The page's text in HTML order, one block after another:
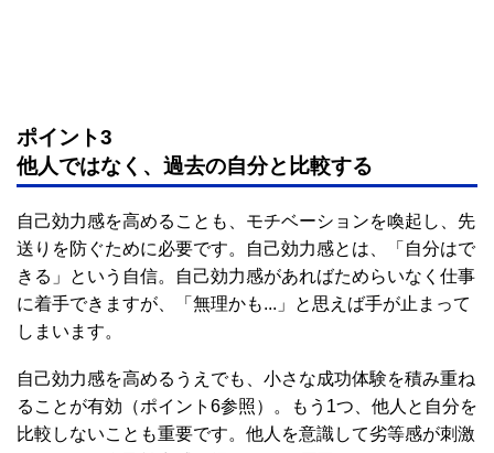
ポイント3
他人ではなく、過去の自分と比較する
自己効力感を高めることも、モチベーションを喚起し、先
送りを防ぐために必要です。自己効力感とは、「自分はで
きる」という自信。自己効力感があればためらいなく仕事
に着手できますが、「無理かも...」と思えば手が止まって
しまいます。
自己効力感を高めるうえでも、小さな成功体験を積み重ね
ることが有効（ポイント6参照）。もう1つ、他人と自分を
比較しないことも重要です。他人を意識して劣等感が刺激